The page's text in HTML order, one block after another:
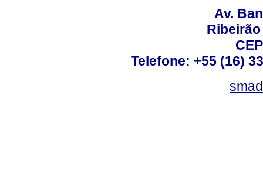
Av.
Telefone: +55 (16)